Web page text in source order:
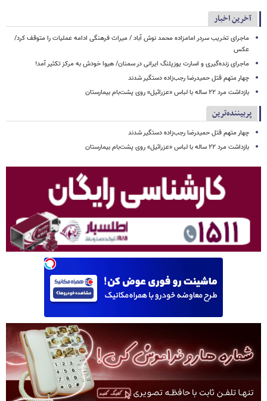
آخرین اخبار
ماجرای تخریب سردر امامزاده محمد نوش ‌آباد / میراث فرهنگی ادامه عملیات را متوقف کرد/
عکس
ماجرای زنده‌گیری و اسارت یوزپلنگ ایرانی در سمنان/ هیوا خودش به مرکز تکثیر آمد!
چهار متهم قتل حمیدرضا رجب‌زاده دستگیر شدند
بازداشت مرد ۲۲ ساله با لباس «عزرائیل» روی پشت‌بام بیمارستان
پربیننده‌ترین
چهار متهم قتل حمیدرضا رجب‌زاده دستگیر شدند
بازداشت مرد ۲۲ ساله با لباس «عزرائیل» روی پشت‌بام بیمارستان